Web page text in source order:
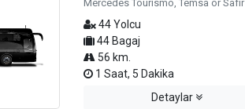
Mercedes Tourismo, Temsa or Safir
44 Yolcu
44 Bagaj
56 km.
1 Saat, 5 Dakika
Detaylar